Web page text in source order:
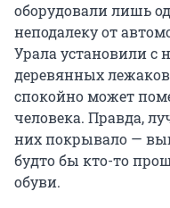
оборудовали лишь
неподалеку от
Урала установили с
деревянных
спокойно может
человека. Правда,
них покрывало —
будто бы кто-то
обуви.